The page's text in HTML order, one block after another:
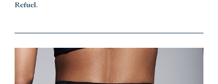
Refuel.